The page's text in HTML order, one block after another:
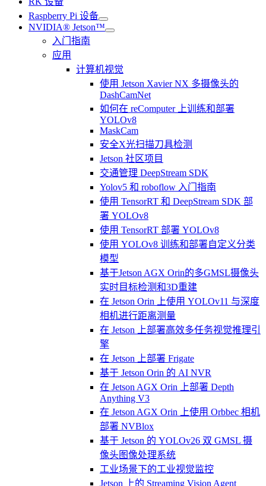
Raspberry Pi 设备
NVIDIA® Jetson™
入门指南
应用
计算机视觉
使用 Jetson Xavier NX 多摄像头的
DashCamNet
如何在 reComputer 上训练和部署
YOLOv8
MaskCam
安全X光扫描刀具检测
Jetson 社区项目
交通管理 DeepStream SDK
Yolov5 和 roboflow 入门指南
使用 TensorRT 和 DeepStream SDK 部
署 YOLOv8
使用 TensorRT 部署 YOLOv8
使用 YOLOv8 训练和部署自定义分类
模型
基于Jetson AGX Orin的多GMSL摄像头
实时目标检测和3D重建
在 Jetson Orin 上使用 YOLOv11 与深度
相机进行距离测量
在 Jetson 上部署高效多任务视觉推理引
擎
在 Jetson 上部署 Frigate
基于 Jetson Orin 的 AI NVR
在 Jetson AGX Orin 上部署 Depth
Anything V3
在 Jetson AGX Orin 上使用 Orbbec 相机
部署 NVBlox
基于 Jetson 的 YOLOv26 双 GMSL 摄
像头图像处理系统
工业场景下的工业视觉监控
Jetson 上的 Streaming Vision Agent